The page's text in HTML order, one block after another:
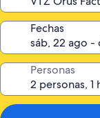
Fechas
Personas